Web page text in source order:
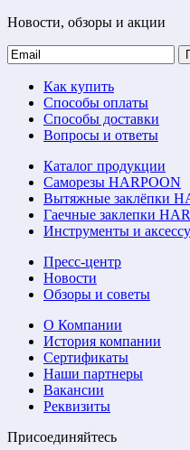
Новости, обзоры и акции
Как купить
Способы оплаты
Способы доставки
Вопросы и ответы
Каталог продукции
Саморезы HARPOON
Вытяжные заклёпки
Гаечные заклепки
Инструменты и
Пресс-центр
Новости
Обзоры и советы
О Компании
История компании
Сертификаты
Наши партнеры
Вакансии
Реквизиты
Присоединяйтесь